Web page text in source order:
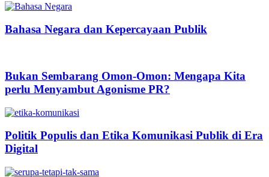
Bahasa Negara dan Kepercayaan Publik
Bukan Sembarang Omon-Omon: Mengapa Kita
perlu Menyambut Agonisme PR?
Politik Populis dan Etika Komunikasi Publik di Era
Digital